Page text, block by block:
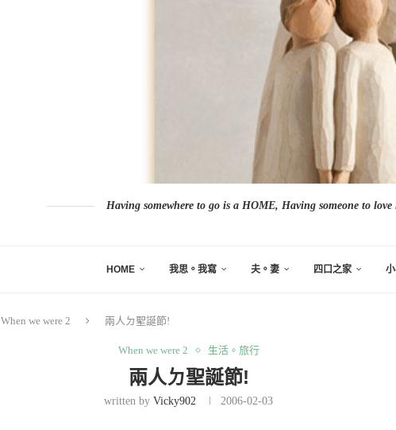
Having somewhere to go is a HOME, Having someone to
HOME 我思。我寫 夫。妻 四口之家
When we were 2 兩人ㄉ聖誕節!
When we were 2 生活。旅行
兩人ㄉ聖誕節!
written byVicky902 2006-02-03